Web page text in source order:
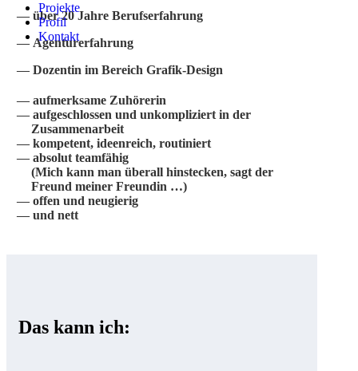
Projekte
Profil
Kontakt
über 20 Jahre Berufserfahrung
Agenturerfahrung
Dozentin im Bereich Grafik-Design
aufmerksame Zuhörerin
aufgeschlossen und unkompliziert in der
Zusammenarbeit
kompetent, ideenreich, routiniert
absolut teamfähig
(Mich kann man überall hinstecken, sagt der
Freund meiner Freundin …)
offen und neugierig
und nett
Das kann ich: